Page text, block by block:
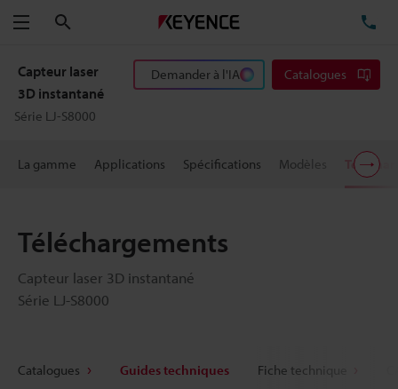
Menu
Capteur laser
3D instantané
Série LJ-S8000
Demander à l'IA Catalogues
La gamme Applications Spécifications Modèles
Téléchargements
Capteur laser 3D instantané
Série LJ-S8000
Catalogues Guides techniques Fiche technique